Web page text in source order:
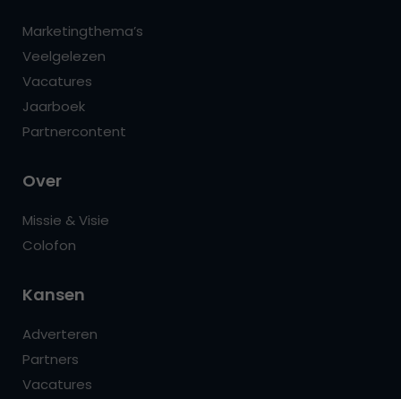
Marketingthema’s
Veelgelezen
Vacatures
Jaarboek
Partnercontent
Over
Missie & Visie
Colofon
Kansen
Adverteren
Partners
Vacatures